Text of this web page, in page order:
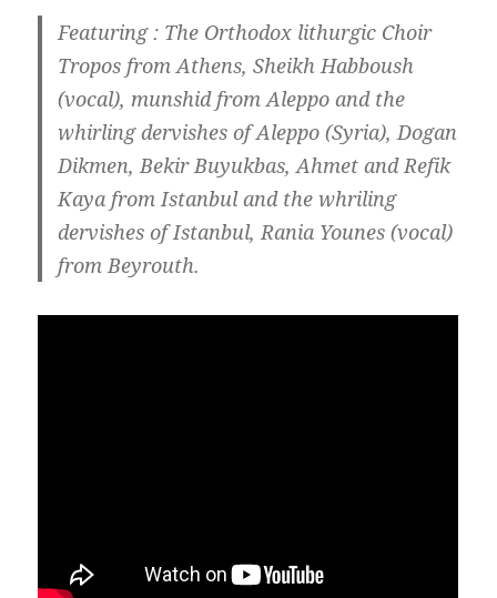
Featuring : The Orthodox lithurgic Choir
Tropos from Athens, Sheikh Habboush
(vocal), munshid from Aleppo and the
whirling dervishes of Aleppo (Syria), Dogan
Dikmen, Bekir Buyukbas, Ahmet and Refik
Kaya from Istanbul and the whriling
dervishes of Istanbul, Rania Younes (vocal)
from Beyrouth.